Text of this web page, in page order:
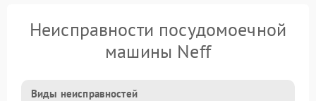
Неисправности посудомоечной
машины Neff
Виды неисправностей